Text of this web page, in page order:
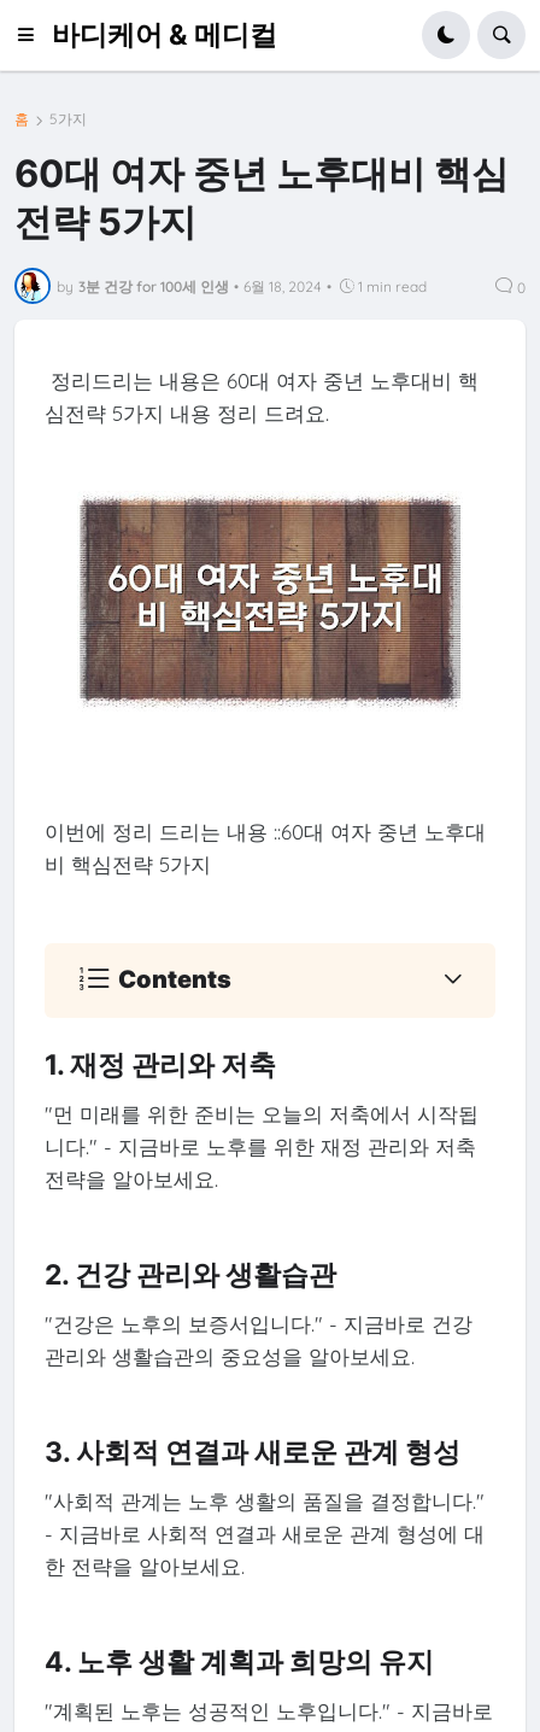
바디케어 & 메디컬
홈 5가지
60대 여자 중년 노후대비 핵심
전략 5가지
by 3분 건강 for 100세 인생 • 6월 18, 2024 • 1 min read 0
정리드리는 내용은 60대 여자 중년 노후대비 핵
심전략 5가지 내용 정리 드려요.
이번에 정리 드리는 내용 ::60대 여자 중년 노후대
비 핵심전략 5가지
Contents
1. 재정 관리와 저축
"먼 미래를 위한 준비는 오늘의 저축에서 시작됩
니다." - 지금바로 노후를 위한 재정 관리와 저축
전략을 알아보세요.
2. 건강 관리와 생활습관
"건강은 노후의 보증서입니다." - 지금바로 건강
관리와 생활습관의 중요성을 알아보세요.
3. 사회적 연결과 새로운 관계 형성
"사회적 관계는 노후 생활의 품질을 결정합니다."
- 지금바로 사회적 연결과 새로운 관계 형성에 대
한 전략을 알아보세요.
4. 노후 생활 계획과 희망의 유지
"계획된 노후는 성공적인 노후입니다." - 지금바로